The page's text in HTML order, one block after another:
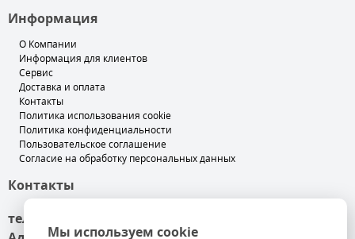
Информация
О Компании
Информация для клиентов
Сервис
Доставка и оплата
Контакты
Политика использования cookie
Политика конфиденциальности
Пользовательское соглашение
Согласие на обработку персональных данных
Контакты
тел. +7 (499) 501-89-00
Мы используем cookie